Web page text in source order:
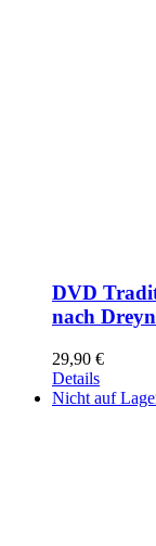
DVD
nach
29,90 €
Details
Nicht auf